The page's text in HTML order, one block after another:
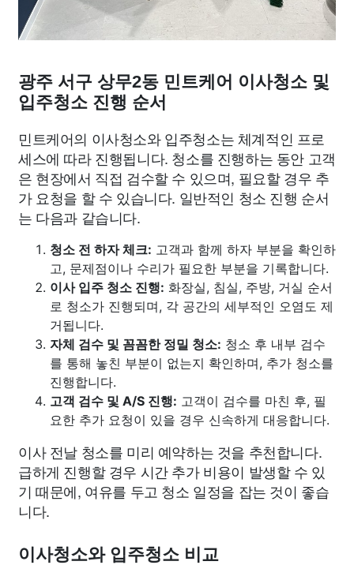
광주 서구 상무2동 민트케어 이사청소 및
입주청소 진행 순서
민트케어의 이사청소와 입주청소는 체계적인 프로
세스에 따라 진행됩니다. 청소를 진행하는 동안 고객
은 현장에서 직접 검수할 수 있으며, 필요할 경우 추
가 요청을 할 수 있습니다. 일반적인 청소 진행 순서
는 다음과 같습니다.
청소 전 하자 체크: 고객과 함께 하자 부분을 확인하
고, 문제점이나 수리가 필요한 부분을 기록합니다.
이사 입주 청소 진행: 화장실, 침실, 주방, 거실 순서
로 청소가 진행되며, 각 공간의 세부적인 오염도 제
거됩니다.
자체 검수 및 꼼꼼한 정밀 청소: 청소 후 내부 검수
를 통해 놓친 부분이 없는지 확인하며, 추가 청소를
진행합니다.
고객 검수 및 A/S 진행: 고객이 검수를 마친 후, 필
요한 추가 요청이 있을 경우 신속하게 대응합니다.
이사 전날 청소를 미리 예약하는 것을 추천합니다.
급하게 진행할 경우 시간 추가 비용이 발생할 수 있
기 때문에, 여유를 두고 청소 일정을 잡는 것이 좋습
니다.
이사청소와 입주청소 비교